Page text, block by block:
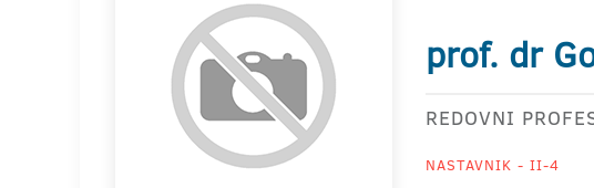
prof. dr
REDOVNI
NASTAVNIK - II-4